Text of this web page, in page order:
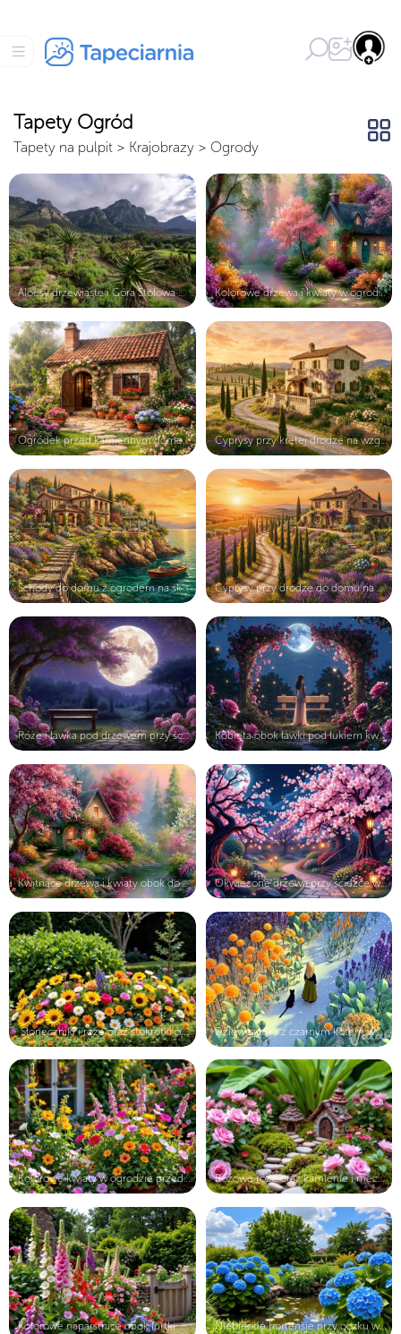
Tapety Ogród
Tapety na pulpit > Krajobrazy > Ogrody
Aloesy drzewiaste i Góra Stołowa w ... Kolorowe drzewa i kwiaty w ogrodzie...
Ogródek przed kamiennym domem Cyprysy przy krętej drodze na wzgór...
Schody do domu z ogrodem na skałach... Cyprysy przy drodze do domu na wzgó...
Róże i ławka pod drzewem przy ścież... Kobieta obok ławki pod łukiem kwiat...
Kwitnące drzewa i kwiaty obok domu ... Okwiecone drzewa przy ścieżce w ogr...
Słoneczniki i róże oraz stokrotki o... Dziewczynka z czarnym kotem wśród k...
Kolorowe kwiaty w ogrodzie przed do... Różowe róże oraz kamienie i mech ob...
Kolorowe naparstnice obok furtki w ... Niebieskie hortensje przy oczku wod...